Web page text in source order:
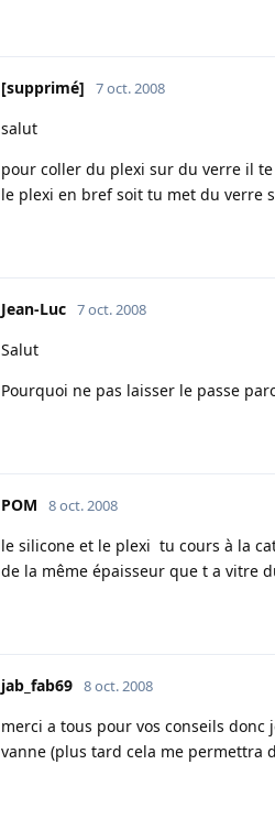
[supprimé] 7 oct. 2008
salut
pour coller du plexi sur du verre il
le plexi en bref soit tu met du verre
Jean-Luc 7 oct. 2008
Salut
Pourquoi ne pas laisser le passe
POM 8 oct. 2008
le silicone et le plexi tu cours à la
de la même épaisseur que t a vitre
jab_fab69 8 oct. 2008
merci a tous pour vos conseils
vanne (plus tard cela me permettra